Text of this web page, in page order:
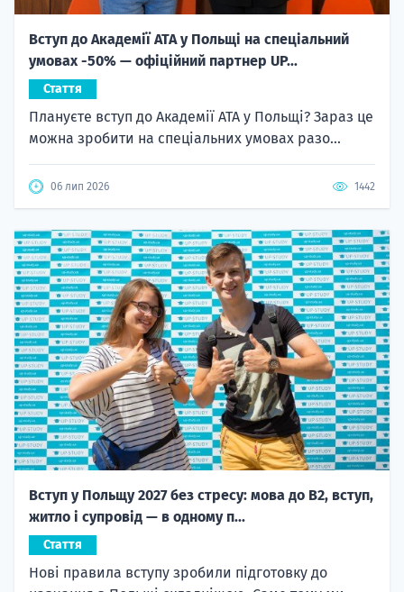
Вступ до Академії ATA у Польщі на спеціальний
умовах -50% — офіційний партнер UP...
Стаття
Плануєте вступ до Академії ATA у Польщі? Зараз це
можна зробити на спеціальних умовах разо...
06 лип 2026 1442
Вступ у Польщу 2027 без стресу: мова до B2, вступ,
житло і супровід — в одному п...
Стаття
Нові правила вступу зробили підготовку до